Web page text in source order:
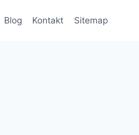
Blog Kontakt Sitemap